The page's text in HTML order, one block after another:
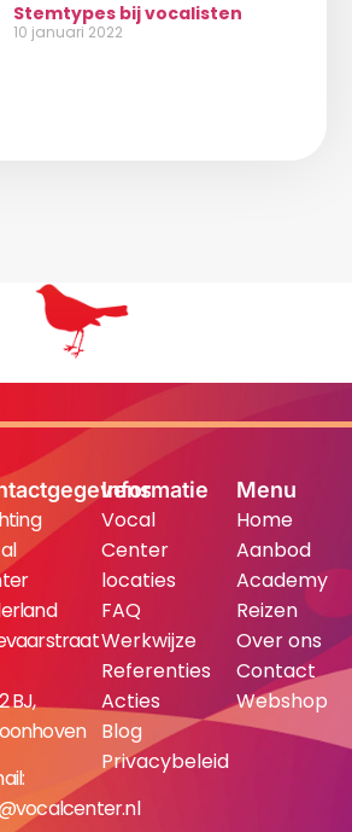
Stemtypes bij vocalisten
10 januari 2022
BJ,
Informatie
Vocal
Center
locaties
FAQ
Werkwijze
Referenties
Acties
Blog
Privacybeleid
Menu
Home
Aanbod
Academy
Reizen
Over ons
Contact
Webshop